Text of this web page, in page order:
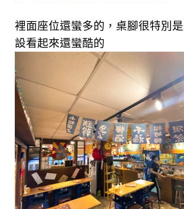
裡面座位還蠻多的，桌腳很特別
設看起來還蠻酷的